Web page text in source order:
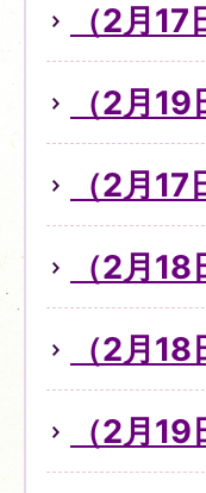
（2月
（2月
（2月
（2月
（2月
（2月